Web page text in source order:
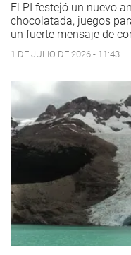
El PI festejó un nuevo
chocolatada, juegos
un fuerte mensaje de
1 DE JULIO DE 2026 - 11:43